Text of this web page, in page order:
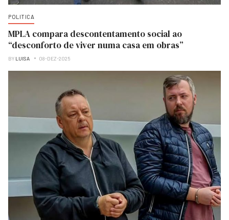
POLITICA
MPLA compara descontentamento social ao
“desconforto de viver numa casa em obras”
BY LUISA 08-DEZ-2025